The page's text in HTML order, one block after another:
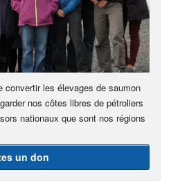
convertir les élevages de saumon
nos côtes libres de pétroliers
nationaux que sont nos régions
un don